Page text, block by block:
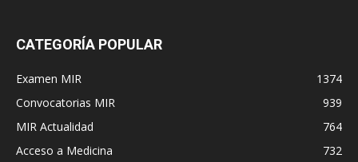
CATEGORÍA POPULAR
Examen MIR
1374
Convocatorias MIR
939
MIR Actualidad
764
Acceso a Medicina
732